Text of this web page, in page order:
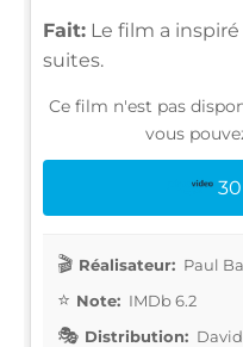
Fait: Le film a
suites.
Ce film n'est pas
vous
Réalisateur: Paul
Note: IMDb 6.2
Distribution: